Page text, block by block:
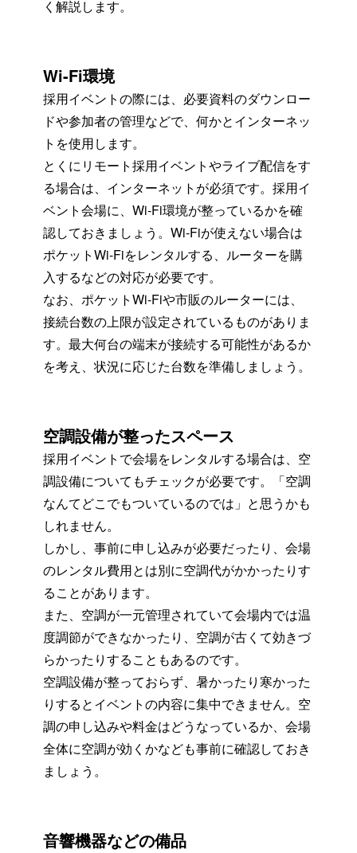
く解説します。
Wi-Fi環境
採用イベントの際には、必要資料のダウンロー
ドや参加者の管理などで、何かとインターネッ
トを使用します。
とくにリモート採用イベントやライブ配信をす
る場合は、インターネットが必須です。採用イ
ベント会場に、Wi-Fi環境が整っているかを確
認しておきましょう。Wi-Fiが使えない場合は
ポケットWi-Fiをレンタルする、ルーターを購
入するなどの対応が必要です。
なお、ポケットWi-Fiや市販のルーターには、
接続台数の上限が設定されているものがありま
す。最大何台の端末が接続する可能性があるか
を考え、状況に応じた台数を準備しましょう。
空調設備が整ったスペース
採用イベントで会場をレンタルする場合は、空
調設備についてもチェックが必要です。「空調
なんてどこでもついているのでは」と思うかも
しれません。
しかし、事前に申し込みが必要だったり、会場
のレンタル費用とは別に空調代がかかったりす
ることがあります。
また、空調が一元管理されていて会場内では温
度調節ができなかったり、空調が古くて効きづ
らかったりすることもあるのです。
空調設備が整っておらず、暑かったり寒かった
りするとイベントの内容に集中できません。空
調の申し込みや料金はどうなっているか、会場
全体に空調が効くかなども事前に確認しておき
ましょう。
音響機器などの備品